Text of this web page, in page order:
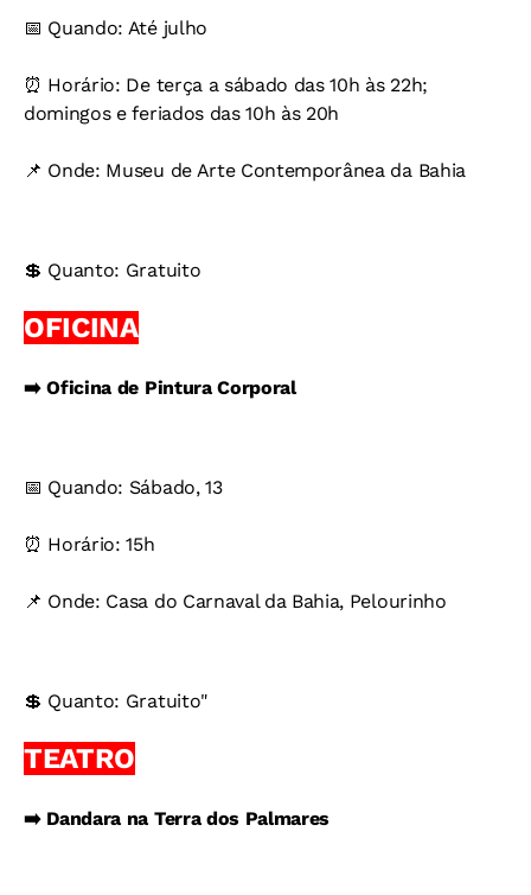
📅 Quando: Até julho
⏰ Horário: De terça a sábado das 10h às 22h;
domingos e feriados das 10h às 20h
📌 Onde: Museu de Arte Contemporânea da Bahia
💲 Quanto: Gratuito
OFICINA
➡️ Oficina de Pintura Corporal
📅 Quando: Sábado, 13
⏰ Horário: 15h
📌 Onde: Casa do Carnaval da Bahia, Pelourinho
💲 Quanto: Gratuito"
TEATRO
➡️ Dandara na Terra dos Palmares